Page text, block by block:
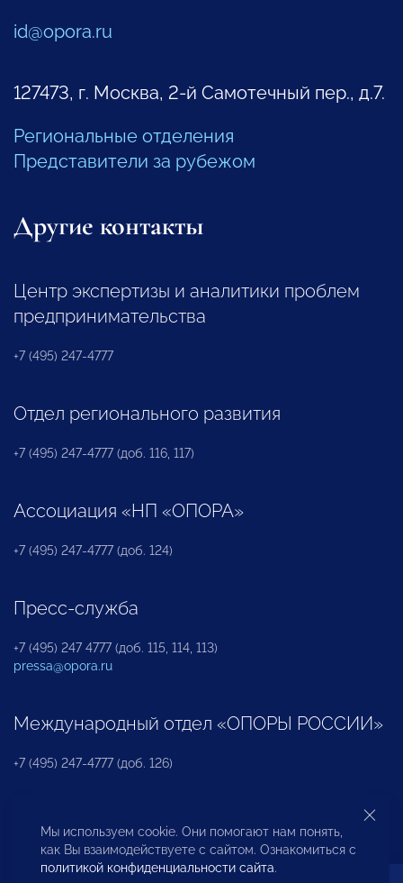
id@opora.ru
127473, г. Москва, 2-й Самотечный пер., д.7.
Региональные отделения
Представители за рубежом
Другие контакты
Центр экспертизы и аналитики проблем
предпринимательства
+7 (495) 247-4777
Отдел регионального развития
+7 (495) 247-4777 (доб. 116, 117)
Ассоциация «НП «ОПОРА»
+7 (495) 247-4777 (доб. 124)
Пресс-служба
+7 (495) 247 4777 (доб. 115, 114, 113)
pressa@opora.ru
Международный отдел «ОПОРЫ РОССИИ»
+7 (495) 247-4777 (доб. 126)
Бюро по защите прав предпринимателей и
инвесторов
Мы используем cookie. Они помогают нам понять,
как Вы взаимодействуете с сайтом. Ознакомиться с
политикой конфиденциальности сайта.